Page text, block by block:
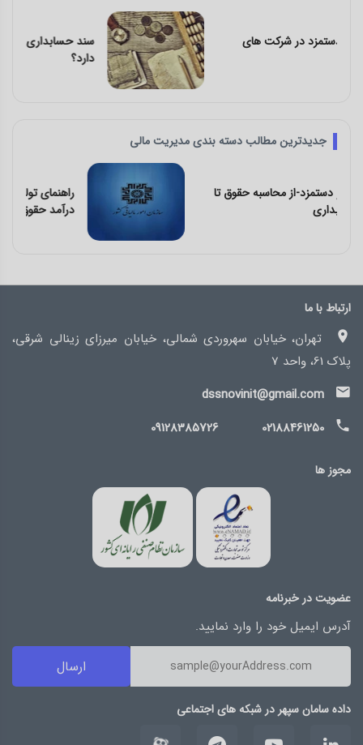
سند حسابداری چیست و چه خصوصیاتی
دارد؟
جدیدترین مطالب دسته بندی مدیریت مالی
راهنمای تولید فایل الکترونیکی مالیات بر
ارتباط با ما
تهران، خیابان سهروردی شمالی، خیابان میرزای زینالی شرقی،
پلاک 61، واحد 7
dssnovinit@gmail.com
02188461250
09128385726
مجوز ها
عضویت در خبرنامه
آدرس ایمیل خود را وارد نمایید.
ارسال
داده سامان سپهر در شبکه های اجتماعی